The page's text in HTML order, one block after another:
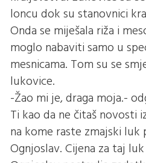
loncu dok su stanovnici
Onda se miješala riža i
moglo nabaviti samo u
mesnicama. Tom su se
lukovice.
-Žao mi je, draga moja.-
Ti kao da ne čitaš novosti
na kome raste zmajski luk
Ognjoslav. Cijena za taj